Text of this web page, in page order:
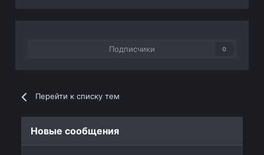
Подписчики 0
Перейти к списку тем
Новые сообщения